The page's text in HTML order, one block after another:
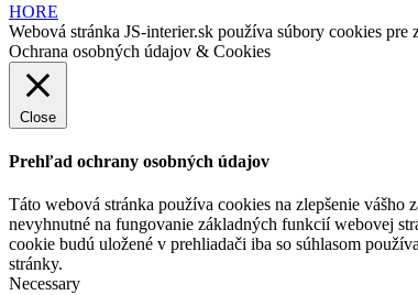
HORE
Webová stránka JS-interier.sk používa súbory cookies pre
Ochrana osobných údajov & Cookies
Close
Prehľad ochrany osobných údajov
Táto webová stránka používa cookies na zlepšenie
nevyhnutné na fungovanie základných funkcií webovej
cookie budú uložené v prehliadači iba so súhlasom
stránky.
Necessary